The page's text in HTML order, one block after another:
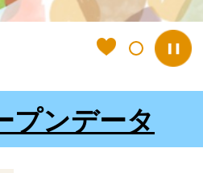
プンデータ